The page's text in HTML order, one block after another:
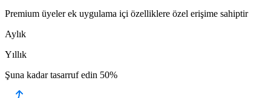
Premium üyeler ek uygulama içi özelliklere özel erişime sahiptir
Aylık
Yıllık
Şuna kadar tasarruf edin 50%